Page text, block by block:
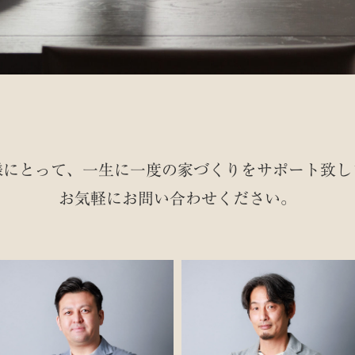
とって、一生に一度の家づくりを サポート致
お気軽にお問い合わせください。